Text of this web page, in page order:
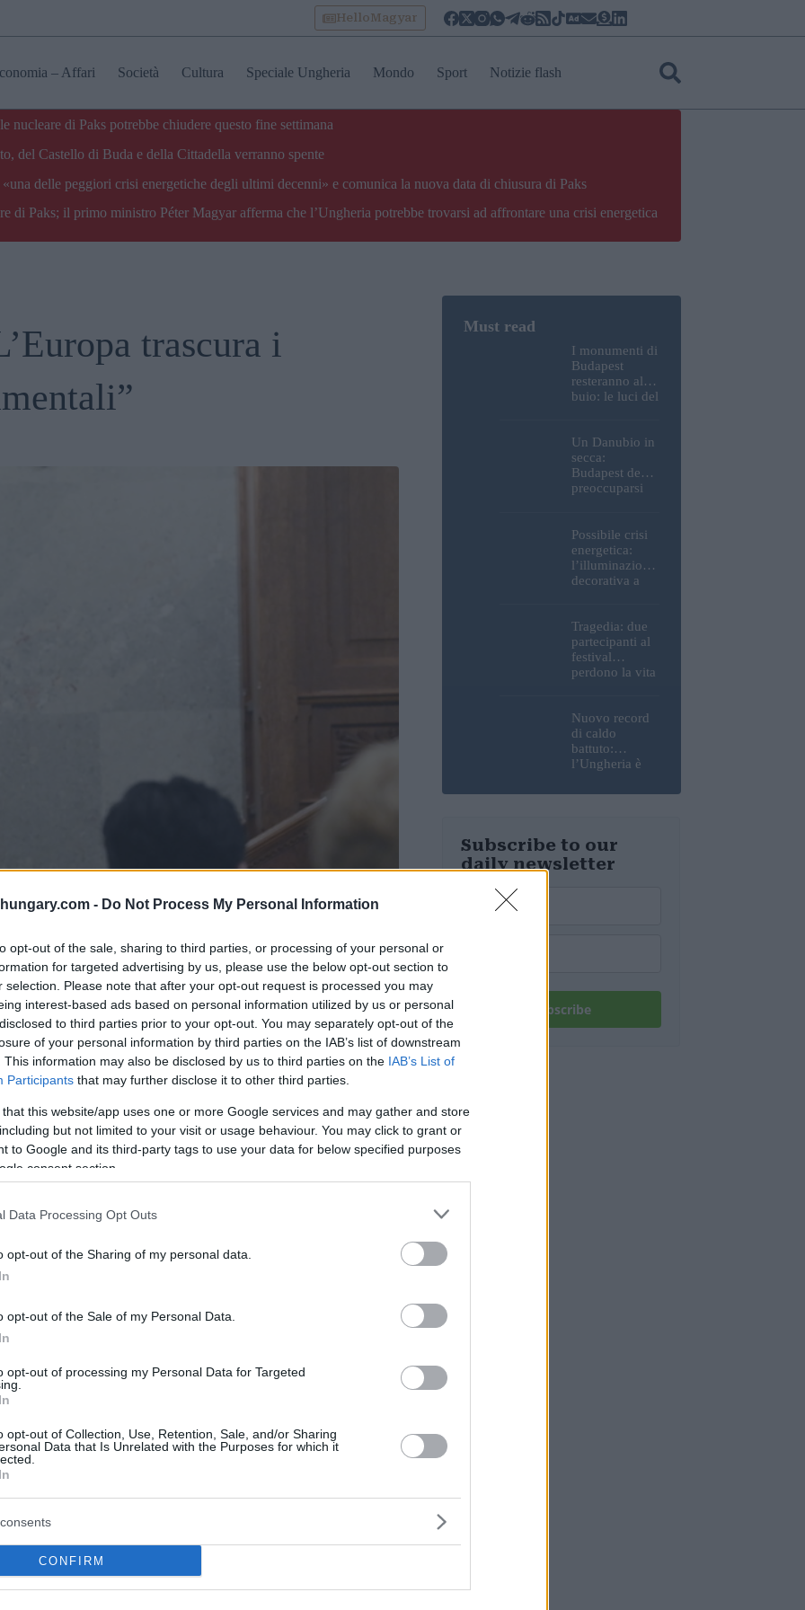
- Do Not Process My Personal Information
opt-out of the sale, sharing to third parties, or processing of your personal or
for targeted advertising by us, please use the below opt-out section to
selection. Please note that after your opt-out request is processed you may
interest-based ads based on personal information utilized by us or personal
to third parties prior to your opt-out. You may separately opt-out of the
of your personal information by third parties on the IAB’s list of downstream
This information may also be disclosed by us to third parties on the IAB’s List of
Participants that may further disclose it to other third parties.
that this website/app uses one or more Google services and may gather and store
but not limited to your visit or usage behaviour. You may click to grant or
to Google and its third-party tags to use your data for below specified purposes
consent section.
Data Processing Opt Outs
opt-out of the Sharing of my personal data.
opt-out of the Sale of my Personal Data.
opt-out of processing my Personal Data for Targeted
opt-out of Collection, Use, Retention, Sale, and/or Sharing
Data that Is Unrelated with the Purposes for which it
CONFIRM
HelloMagyar
– Affari Società Cultura Speciale Ungheria Mondo Sport Notizie flash
nucleare di Paks potrebbe chiudere questo fine settimana
del Castello di Buda e della Cittadella verranno spente
delle peggiori crisi energetiche degli ultimi decenni» e comunica la nuova data di chiusura di Paks
di Paks; il primo ministro Péter Magyar afferma che l’Ungheria potrebbe trovarsi ad affrontare una crisi energetica
trascura i
e trascura in modo sistematico gli interessi
detto mercoledì scorso il presidente della
Slovacchia.
Kövér ha affermato che i dibattiti sul futuro
le esigenze degli Stati Uniti piuttosto che il
che il dibattito mira a rendere l’Europa
di diversi centri di potere globali piuttosto che un
dalla cooperazione o dalla rivalità tra quei centri,
I monumenti di
Budapest
resteranno al
buio: le luci del
Buda e della
Cittadella
verranno
spente
Un Danubio in
secca:
Budapest deve
preoccuparsi
mento idrico?
Un esperto
mette in luce
un fatto
Possibile crisi
energetica:
l’illuminazione
decorativa a
spenta!
Tragedia: due
partecipanti al
festival
perdono la vita
Ungheria
Nuovo record
di caldo
battuto:
l’Ungheria è
più caldi
Subscribe to our
daily newsletter
Subscribe